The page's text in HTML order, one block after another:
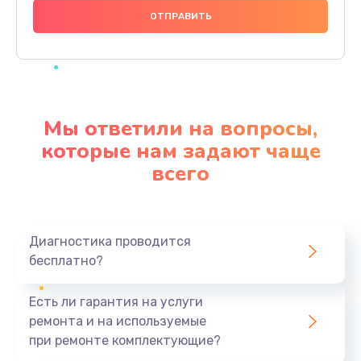
600 руб.
Заказать
Ремонт мультиконтроллера
Замена кнопки включения
Заказать
Мы ответили на вопросы,
которые нам задают чаще
всего
Диагностика проводится
бесплатно?
Есть ли гарантия на услуги
ремонта и на используемые
при ремонте комплектующие?